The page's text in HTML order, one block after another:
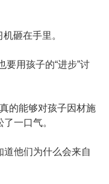
砸在手里。
用孩子的“进步”讨
的能够对孩子因材施
一口气。
他们为什么会来自